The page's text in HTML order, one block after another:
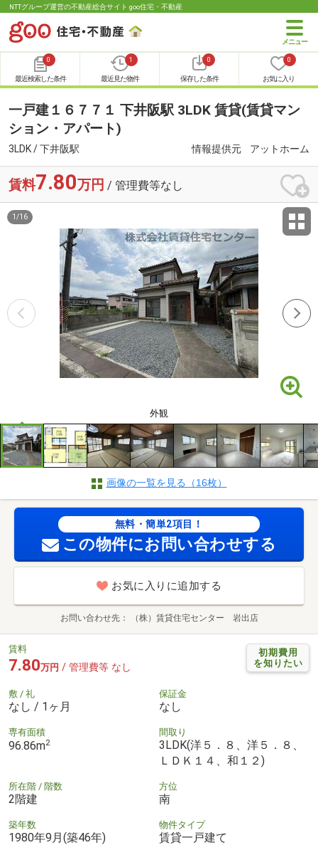
NTTグループ運営の不動産総合サイト goo住宅・不動産
0
最近検索した条件
1
最近見た物件
0
保存した条件
0
お気に入り
一戸建１６７７１ 下井阪駅 3LDK 賃貸(賃貸マン
ション・アパート)
3LDK / 下井阪駅 情報提供元 アットホーム
賃料7.80万円 / 管理費等なし
外観
1 /16
画像の一覧を見る（16枚）
無料・簡単2項目！
この物件にお問い合わせする
お気に入りに追加する
お問い合わせ先 （株）賃貸住宅センター 岩出店
初期費用
を知りたい
賃料
7.80万円 / 管理費等 なし
敷 / 礼
なし / 1ヶ月
保証金
なし
専有面積
96.86m2
間取り
3LDK(洋５．８、洋５．８、
ＬＤＫ１４、和１２)
所在階 / 階数
2階建
方位
南
築年数
1980年9月(築46年)
物件タイプ
賃貸一戸建て